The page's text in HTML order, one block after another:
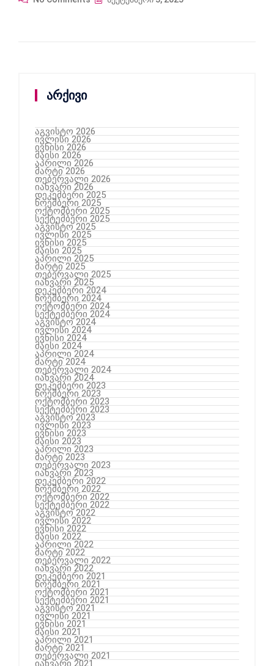
არქივი
აგვისტო 2026
ივლისი 2026
ივნისი 2026
მაისი 2026
აპრილი 2026
მარტი 2026
თებერვალი 2026
იანვარი 2026
დეკემბერი 2025
ნოემბერი 2025
ოქტომბერი 2025
სექტემბერი 2025
აგვისტო 2025
ივლისი 2025
ივნისი 2025
მაისი 2025
აპრილი 2025
მარტი 2025
თებერვალი 2025
იანვარი 2025
დეკემბერი 2024
ნოემბერი 2024
ოქტომბერი 2024
სექტემბერი 2024
აგვისტო 2024
ივლისი 2024
ივნისი 2024
მაისი 2024
აპრილი 2024
მარტი 2024
თებერვალი 2024
იანვარი 2024
დეკემბერი 2023
ნოემბერი 2023
ოქტომბერი 2023
სექტემბერი 2023
აგვისტო 2023
ივლისი 2023
ივნისი 2023
მაისი 2023
აპრილი 2023
მარტი 2023
თებერვალი 2023
იანვარი 2023
დეკემბერი 2022
ნოემბერი 2022
ოქტომბერი 2022
სექტემბერი 2022
აგვისტო 2022
ივლისი 2022
ივნისი 2022
მაისი 2022
აპრილი 2022
მარტი 2022
თებერვალი 2022
იანვარი 2022
დეკემბერი 2021
ნოემბერი 2021
ოქტომბერი 2021
სექტემბერი 2021
აგვისტო 2021
ივლისი 2021
ივნისი 2021
მაისი 2021
აპრილი 2021
მარტი 2021
თებერვალი 2021
იანვარი 2021